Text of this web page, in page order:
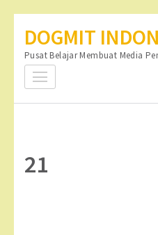
ke
konten
(Tekan
DOGMIT
Pusat Belajar Membuat Media
21